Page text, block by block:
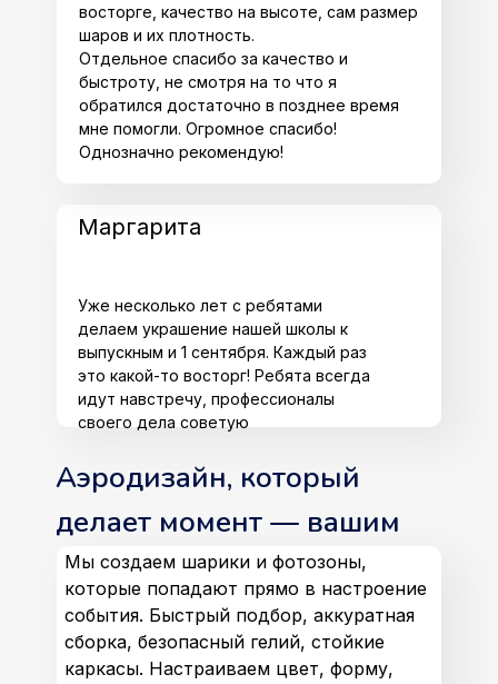
Уже несколько лет с ребятами
делаем украшение нашей школы к
выпускным и 1 сентября. Каждый раз
это какой-то восторг! Ребята всегда
идут навстречу, профессионалы
своего дела советую
Маргарита
восторге, качество на высоте, сам размер
шаров и их плотность.
Отдельное спасибо за качество и
быстроту, не смотря на то что я
обратился достаточно в позднее время
мне помогли. Огромное спасибо!
Однозначно рекомендую!
Аэродизайн, который
делает момент — вашим
Мы создаем шарики и фотозоны,
которые попадают прямо в настроение
события. Быстрый подбор, аккуратная
сборка, безопасный гелий, стойкие
каркасы. Настраиваем цвет, форму,